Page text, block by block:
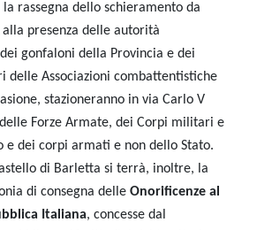
rassegna dello schieramento da
presenza delle autorità
gonfaloni della Provincia e dei
delle Associazioni combattentistiche
stazioneranno in via Carlo V
Forze Armate, dei Corpi militari e
e dei corpi armati e non dello Stato.
di Barletta si terrà, inoltre, la
di consegna delle Onorificenze al
Italiana, concesse dal